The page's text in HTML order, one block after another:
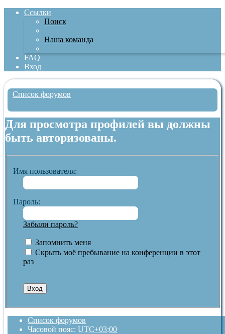
Ссылки
Поиск
Наша команда
FAQ
Вход
Список форумов
Для просмотра профилей вы должны
быть авторизованы.
Имя пользователя:
Пароль:
Забыли пароль?
Запомнить меня
Скрыть моё пребывание на конференции в этот
раз
Список форумов
Часовой пояс: UTC+03:00